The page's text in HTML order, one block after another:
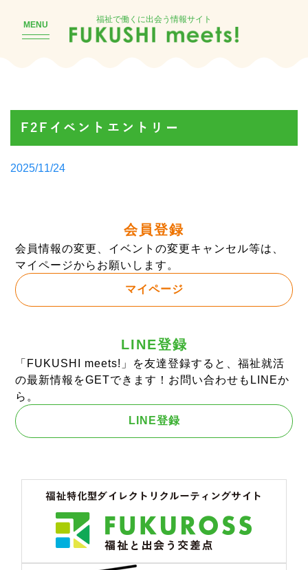
MENU
福祉で働くに出会う情報サイト
F2Fイベントエントリー
Posted
2025/11/24
会員登録
会員情報の変更、イベントの変更キャンセル等は、
マイページからお願いします。
マイページ
LINE登録
「FUKUSHI meets!」を友達登録すると、福祉就活
の最新情報をGETできます！お問い合わせもLINEか
ら。
LINE登録